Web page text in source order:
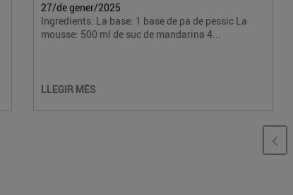
27/de gener/2025
Ingredients: La base: 1 base de pa de pessic La
mousse: 500 ml de suc de mandarina 4...
LLEGIR MÉS